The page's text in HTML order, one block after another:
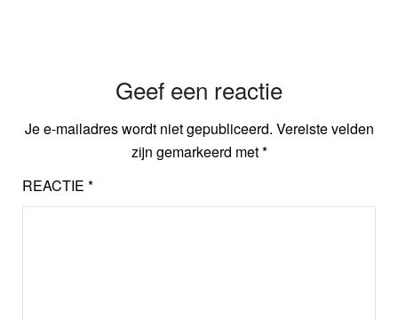
Geef een reactie
Je e-mailadres wordt niet gepubliceerd. Vereiste velden
zijn gemarkeerd met*
REACTIE *